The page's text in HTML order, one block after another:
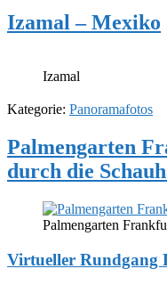
Izamal – Mexiko
Izamal
Kategorie: Panoramafotos
Palmengarten
durch die
Palmengarten
Virtueller Rundgang